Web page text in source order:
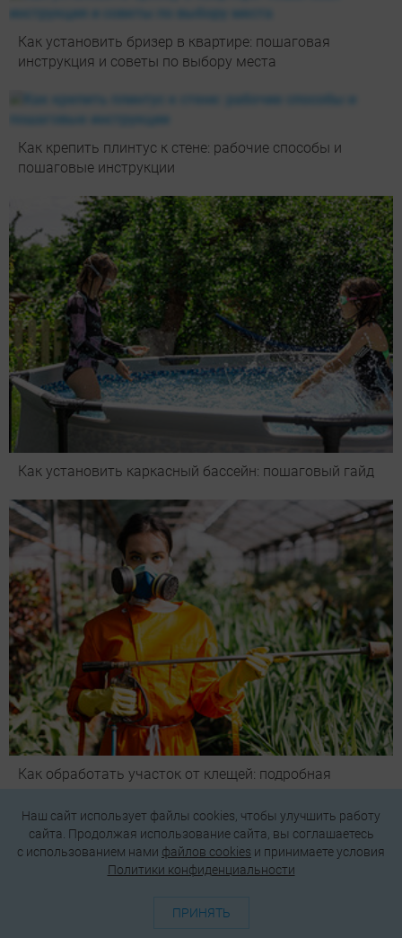
Как установить бризер в квартире: пошаговая
инструкция и советы по выбору места
Как крепить плинтус к стене: рабочие способы и
пошаговые инструкции
Как установить каркасный бассейн: пошаговый гайд
Как обработать участок от клещей: подробная
Какие бактерии лучше для септика и выгребной ямы:
Наш сайт использует файлы cookies, чтобы улучшить работу
сайта. Продолжая использование сайта, вы соглашаетесь
c использованием нами файлов cookies и принимаете условия
Политики конфиденциальности
ПРИНЯТЬ